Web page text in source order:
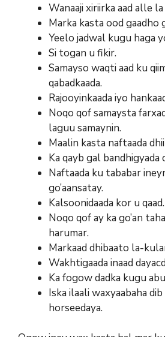
Wanaaji xiriirka aad alle
Marka kasta ood gaadho
Yeelo jadwal kugu haga
Si togan u fikir.
Samayso waqti aad ku
qabadkaada.
Rajooyinkaada iyo
Noqo qof samaysta
laguu samaynin.
Maalin kasta naftaada
Ka qayb gal bandhigyada
Naftaada ku tababar
go’aansatay.
Kalsoonidaada kor u qaad.
Noqo qof ay ka go’an
harumar.
Markaad dhibaato la-
Wakhtigaada inaad
Ka fogow dadka kugu
Iska ilaali waxyaabaha
horseedaya.